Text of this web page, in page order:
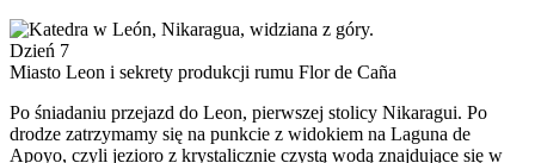
Dzień 7
Miasto Leon i sekrety produkcji rumu Flor de Caña
Po śniadaniu przejazd do Leon, pierwszej stolicy Nikaragui. Po
drodze zatrzymamy się na punkcie z widokiem na Laguna de
Apoyo, czyli jezioro z krystalicznie czystą wodą znajdujące się w